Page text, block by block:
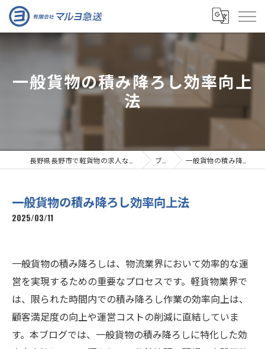
一般貨物の積み降ろし効率向上
法
ブログ 一般貨物の積み降ろし効率向上法
一般貨物の積み降ろし効率向上法
2025/03/11
一般貨物の積み降ろしは、物流業界において効率的な運
営を実現するための重要なプロセスです。軽貨物業界で
は、限られた時間内での積み降ろし作業の効率向上は、
顧客満足度の向上や運営コストの削減に直結していま
す。本ブログでは、一般貨物の積み降ろしに特化した効